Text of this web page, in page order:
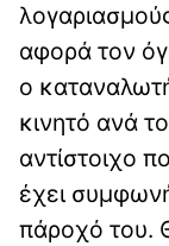
αφορά τον
ο
κινητό ανά
αντίστοιχο
έχει
πάροχό του.